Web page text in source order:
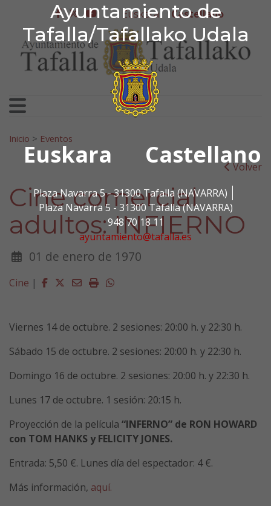
Ayuntamiento de
Tafalla/Tafallako Udala
Euskara Castellano
Plaza Navarra 5 - 31300 Tafalla (NAVARRA)
Plaza Navarra 5 - 31300 Tafalla (NAVARRA)
948 70 18 11
ayuntamiento@tafalla.es
Ir al contenido
Ayuntamiento de
facebook
twitter
youtube
Euskera Castellano
Search for:
Inicio > Eventos
Volver
Cine comercial
adultos: INFIERNO
01 de enero de 1970
Cine | Facebook
Twitter
EmailImprimirWhatsapp
Viernes 14de octubre. 2 sesiones: 20:00 h. y 22:30 h.
Sábado 15 de octubre. 2 sesiones: 20:00 h. y 22:30 h.
Domingo 16 de octubre. 2 sesiones: 20:00 h. y 22:30 h.
Lunes 17 de octubre. 1 sesión: 20:15 h.
Proyección de la película “INFERNO” de RON HOWARD
con TOM HANKS y FELICITY JONES.
Entrada: 5,50 €. Lunes día del espectador: 4 €.
Más información, aquí.